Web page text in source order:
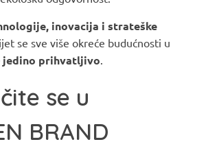
inovacija i strateške
se sve više okreće budućnosti u
jedino prihvatljivo.
se u
BRAND